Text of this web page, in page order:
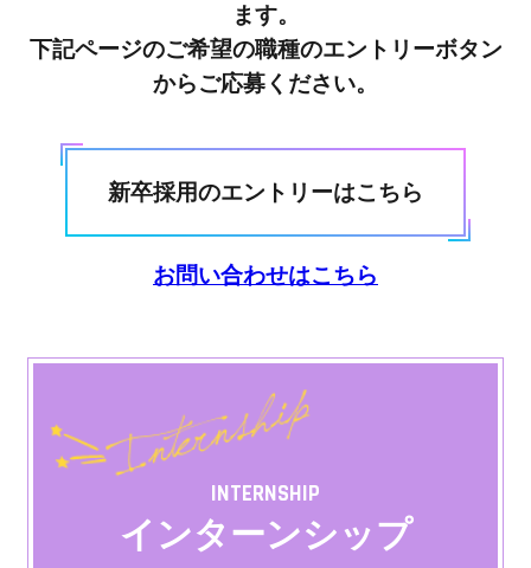
ます。
下記ページのご希望の職種のエントリーボタン
からご応募ください。
新卒採用のエントリーはこちら
お問い合わせはこちら
INTERNSHIP
インターンシップ